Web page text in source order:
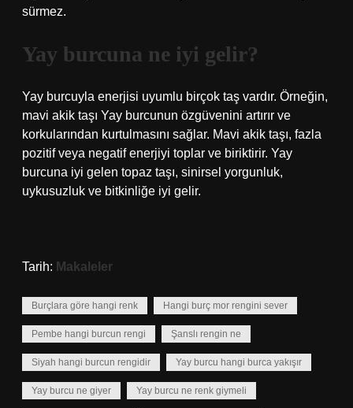
sürmez.
Yay burcuna ne iyi gelir?
Yay burcuyla enerjisi uyumlu birçok taş vardır. Örneğin,
mavi akik taşı Yay burcunun özgüvenini artırır ve
korkularından kurtulmasını sağlar. Mavi akik taşı, fazla
pozitif veya negatif enerjiyi toplar ve biriktirir. Yay
burcuna iyi gelen topaz taşı, sinirsel yorgunluk,
uykusuzluk ve bitkinliğe iyi gelir.
Tarih: Makaleler
Burçlara göre hangi renk Hangi burç mor rengini sever
Pembe hangi burcun rengi Şanslı rengin ne
Siyah hangi burcun rengidir Yay burcu hangi burca yakışır
Yay burcu ne giyer Yay burcu ne renk giymeli